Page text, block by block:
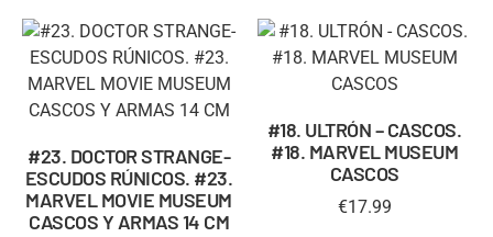
#23. DOCTOR STRANGE-
ESCUDOS RÚNICOS. #23.
MARVEL MOVIE MUSEUM
CASCOS Y ARMAS 14 CM
#18. ULTRÓN – CASCOS.
#18. MARVEL MUSEUM
CASCOS
€17.99